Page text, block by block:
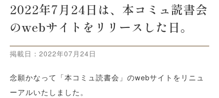
2022年7月24日は、本コミュ読書会
のwebサイトをリリースした日。
掲載日： 2022年07月24日
念願かなって「本コミュ読書会」のwebサイトをリニュ
ーアルいたしました。